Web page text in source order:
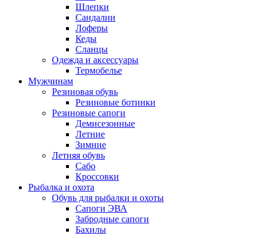
Шлепки
Сандалии
Лоферы
Кеды
Сланцы
Одежда и аксессуары
Термобелье
Мужчинам
Резиновая обувь
Резиновые ботинки
Резиновые сапоги
Демисезонные
Летние
Зимние
Летняя обувь
Сабо
Кроссовки
Рыбалка и охота
Обувь для рыбалки и охоты
Сапоги ЭВА
Забродные сапоги
Бахилы